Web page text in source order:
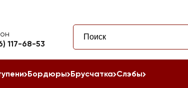
117-68-53
Бордюры Брусчатка Слэбы